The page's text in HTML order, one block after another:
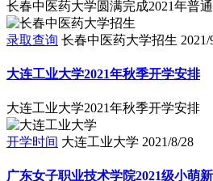
长春中医药大学圆满完成2021年普
录取查询 长春中医药大学招生 2021/
大连工业大学2021年秋季开学安排
大连工业大学2021年秋季开学安排
开学时间 大连工业大学 2021/8/28
广东女子职业技术学院2021级小萌